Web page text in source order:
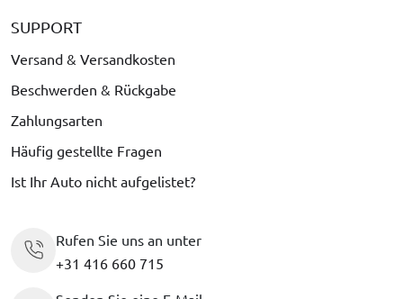
SUPPORT
Versand & Versandkosten
Beschwerden & Rückgabe
Zahlungsarten
Häufig gestellte Fragen
Ist Ihr Auto nicht aufgelistet?
Rufen Sie uns an unter
+31 416 660 715